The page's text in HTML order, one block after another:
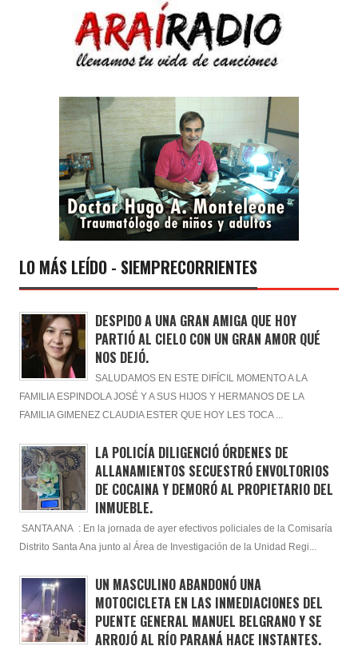
LO MÁS LEÍDO - SIEMPRECORRIENTES
DESPIDO A UNA GRAN AMIGA QUE HOY
PARTIÓ AL CIELO CON UN GRAN AMOR QUÉ
NOS DEJÓ.
SALUDAMOS EN ESTE DIFÍCIL MOMENTO A LA
FAMILIA ESPINDOLA JOSÉ Y A SUS HIJOS Y HERMANOS DE LA
FAMILIA GIMENEZ CLAUDIA ESTER QUE HOY LES TOCA ...
LA POLICÍA DILIGENCIÓ ÓRDENES DE
ALLANAMIENTOS SECUESTRÓ ENVOLTORIOS
DE COCAINA Y DEMORÓ AL PROPIETARIO DEL
INMUEBLE.
SANTA ANA : En la jornada de ayer efectivos policiales de la Comisaría
Distrito Santa Ana junto al Área de Investigación de la Unidad Regi...
UN MASCULINO ABANDONÓ UNA
MOTOCICLETA EN LAS INMEDIACIONES DEL
PUENTE GENERAL MANUEL BELGRANO Y SE
ARROJÓ AL RÍO PARANÁ HACE INSTANTES.